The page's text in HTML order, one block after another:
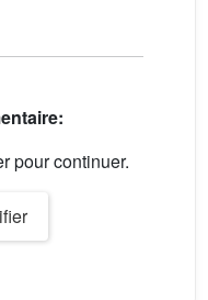
pour continuer.